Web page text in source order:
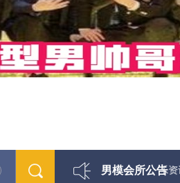
男模会所公告
最新男模娱乐资讯免费咨询